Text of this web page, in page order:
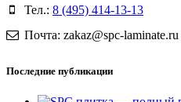
Тел.: 8 (495) 414-13-13
Почта: zakaz@spc-laminate.ru
Последние публикации